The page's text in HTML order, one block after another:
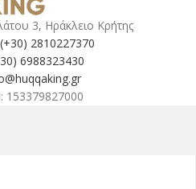
3, Ηράκλειο Κρήτης
2810227370
6988323430